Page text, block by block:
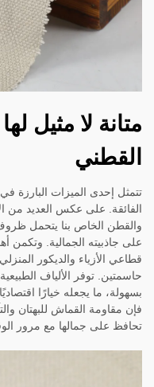
متانة لا مثيل
القطني
تتمثل إحدى الميزات البارزة
الفائقة. على عكس العديد من
والقطن الخاص بنا يتحمل
على جاذبيته الجمالية. وتكمن
قطاعي الأزياء والديكور
حاسمتين. توفر الألياف
بسهولة، ما يجعله خيارًا
فإن مقاومة القماش للبهتان
تحافظ على جمالها مع مرور